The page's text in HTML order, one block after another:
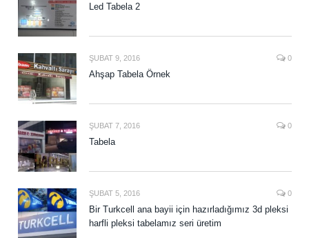
Led Tabela 2
ŞUBAT 9, 2016 0
Ahşap Tabela Örnek
ŞUBAT 7, 2016 0
Tabela
ŞUBAT 5, 2016 0
Bir Turkcell ana bayii için hazırladığımız 3d pleksi
harfli pleksi tabelamız seri üretim